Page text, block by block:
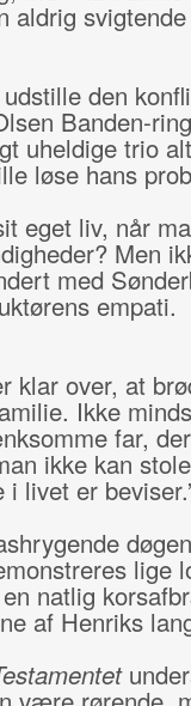
aldrig
den
Banden-
uheldige trio
løse hans
eget liv, når
Men
med
empati.
klar over, at
Ikke
far,
ikke kan
i livet er
lige
natlig
af Henriks